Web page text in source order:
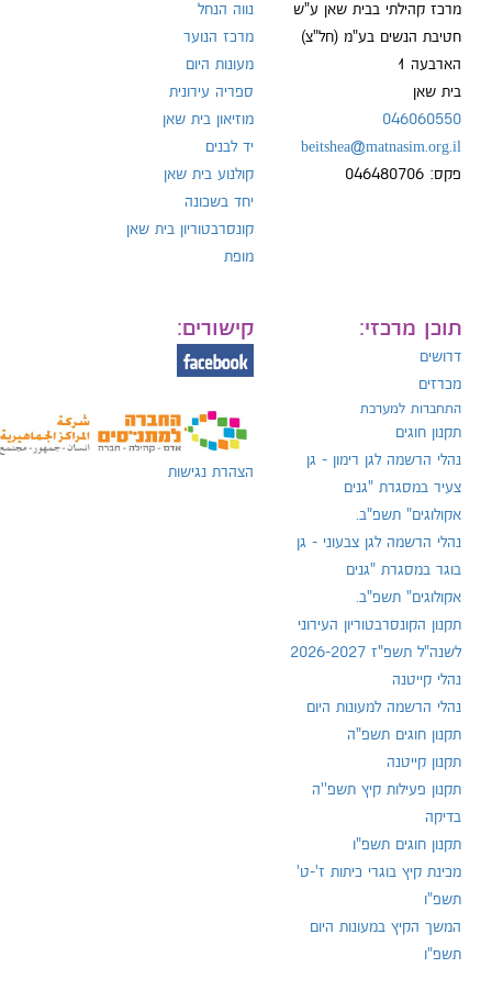
מרכז קהילתי בבית שאן ע"ש
חטיבת הנשים בע"מ (חל"צ)
הארבעה 1
בית שאן
046060550
beitshea@matnasim.org.il
פקס: 046480706
נווה הנחל
מרכז הנוער
מעונות היום
ספריה עירונית
מוזיאון בית שאן
יד לבנים
קולנוע בית שאן
יחד בשכונה
קונסרבטוריון בית שאן
מופת
תוכן מרכזי:
דרושים
מכרזים
התחברות למערכת
תקנון חוגים
נהלי הרשמה לגן רימון - גן
צעיר במסגרת "גנים
אקולוגים" תשפ"ב.
נהלי הרשמה לגן צבעוני - גן
בוגר במסגרת "גנים
אקולוגים" תשפ"ב.
תקנון הקונסרבטוריון העירוני
לשנה"ל תשפ"ז 2026-2027
נהלי קייטנה
נהלי הרשמה למעונות היום
תקנון חוגים תשפ"ה
תקנון קייטנה
תקנון פעילות קיץ תשפ''ה
בדיקה
תקנון חוגים תשפ"ו
מכינת קיץ בוגרי כיתות ז'-ט'
תשפ"ו
המשך הקיץ במעונות היום
תשפ"ו
קישורים:
הצהרת נגישות